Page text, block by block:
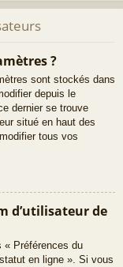
?
sont stockés dans
depuis le
dernier se trouve
situé en haut des
tous vos
d’utilisateur de
« Préférences du
en ligne ». Si vous